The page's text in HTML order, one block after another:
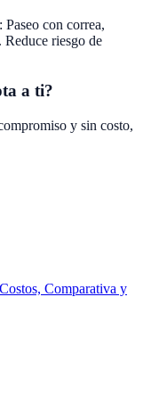
con correa,
Reduce riesgo de
a ti?
y sin costo,
Comparativa y